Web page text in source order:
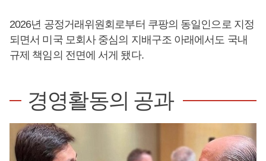
2026년 공정거래위원회로부터 쿠팡의 동일인으로 지정
되면서 미국 모회사 중심의 지배구조 아래에서도 국내
규제 책임의 전면에 서게 됐다.
경영활동의 공과